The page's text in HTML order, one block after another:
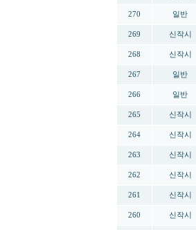
270 일반
269 신작시
268 신작시
267 일반
266 일반
265 신작시
264 신작시
263 신작시
262 신작시
261 신작시
260 신작시